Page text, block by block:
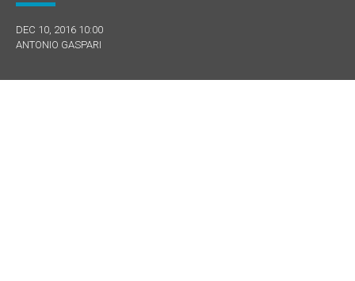
DEC 10, 2016 10:00
ANTONIO GASPARI